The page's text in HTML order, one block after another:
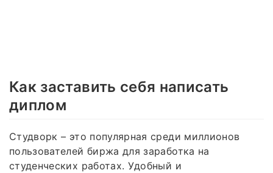
Как заставить себя написать
диплом
Студворк – это популярная среди миллионов
пользователей биржа для заработка на
студенческих работах. Удобный и